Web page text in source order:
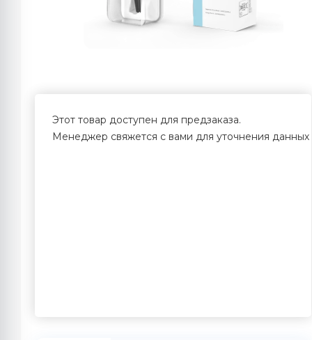
Этот товар доступен для предзаказа.
Менеджер свяжется с вами для уточнения данных